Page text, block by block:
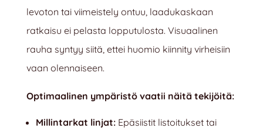
levoton tai viimeistely ontuu, laadukaskaan
ratkaisu ei pelasta lopputulosta. Visuaalinen
rauha syntyy siitä, ettei huomio kiinnity virheisiin
vaan olennaiseen.
Optimaalinen ympäristö vaatii näitä tekijöitä:
Millintarkat linjat:Epäsiistit listoitukset tai